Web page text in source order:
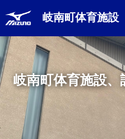
岐南町体育施設
岐南町体育施設
岐南町体育施設